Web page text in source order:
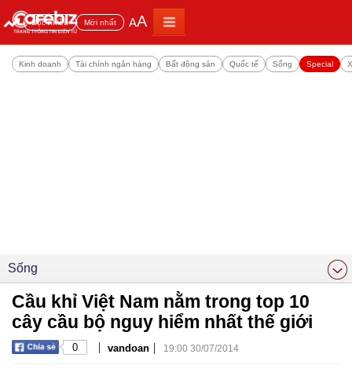
Đọc nhiều Mới nhất AA
Kinh doanh Tài chính ngân hàng Bất động sản Quốc tế Sống Special
Sống
Cầu khỉ Việt Nam nằm trong top 10
cây cầu bộ nguy hiểm nhất thế giới
0 | vandoan | 19:00 30/07/2014